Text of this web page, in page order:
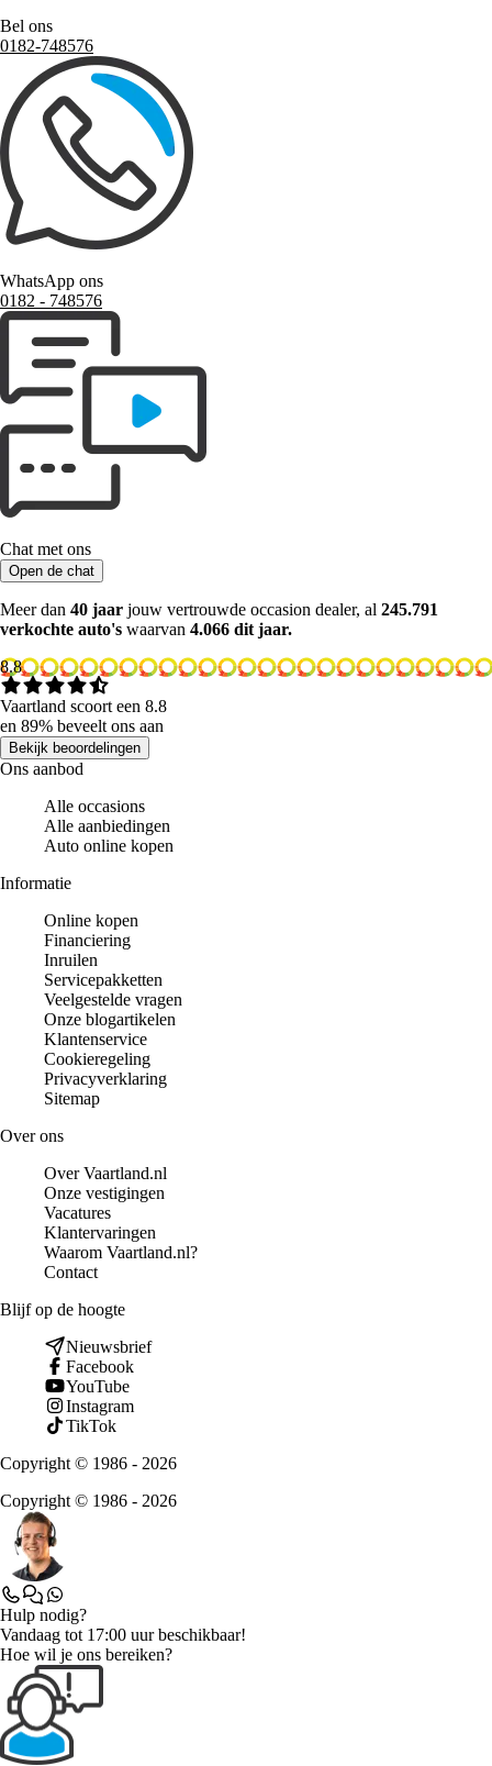
Bel ons
0182-748576
WhatsApp ons
0182 ‑ 748576
Chat met ons
Open de chat
Meer dan 40 jaar jouw vertrouwde occasion dealer, al 245.791
verkochte auto's waarvan 4.066 dit jaar.
8.8
Vaartland scoort een 8.8
en 89% beveelt ons aan
Bekijk beoordelingen
Ons aanbod
Alle occasions
Alle aanbiedingen
Auto online kopen
Informatie
Online kopen
Financiering
Inruilen
Servicepakketten
Veelgestelde vragen
Onze blogartikelen
Klantenservice
Cookieregeling
Privacyverklaring
Sitemap
Over ons
Over Vaartland.nl
Onze vestigingen
Vacatures
Klantervaringen
Waarom Vaartland.nl?
Contact
Blijf op de hoogte
Nieuwsbrief
Facebook
YouTube
Instagram
TikTok
Copyright © 1986 - 2026
Copyright © 1986 - 2026
Hulp nodig?
Vandaag tot 17:00 uur beschikbaar!
Hoe wil je ons bereiken?